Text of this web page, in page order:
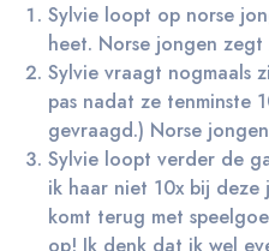
Sylvie loopt op norse
heet. Norse jongen zegt
Sylvie vraagt nogmaals
pas nadat ze tenminste
gevraagd.) Norse
Sylvie loopt verder de
ik haar niet 10x bij
komt terug met